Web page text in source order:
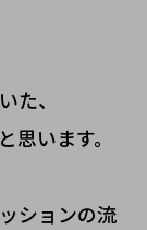
た、
思います。
ションの流